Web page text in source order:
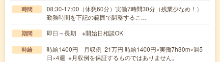
時間
08:30-17:00（休憩60分）実働7時間30分（残業少なめ！）
勤務時間を下記の範囲で調整するこ…
期間 即日～長期 ※開始日相談OK
時給
時給1400円 月収例 21万円 時給1400円×実働7h30m×週5
日×4週 ※月収例を保証するものではありません。